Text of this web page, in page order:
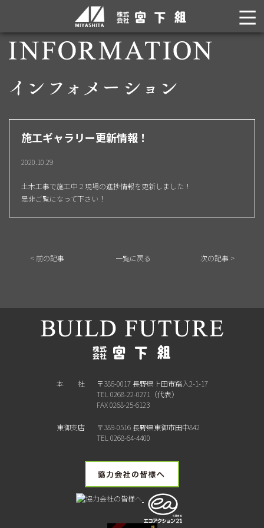
施工ギャラリー更新情報！
2020.10.29
土木工事で施工中２現場の進捗情報を更新しました！
是非ご覧になって下さい！
< 前の記事 一覧に戻る 次の記事 >
本 社
〒386-0017 長野県上田市踏入2-1-17
TEL 0268-22-0271（代表）
FAX 0268-25-6123
東御支店
〒389-0516 長野県東御市田中842
TEL 0268-64-4400